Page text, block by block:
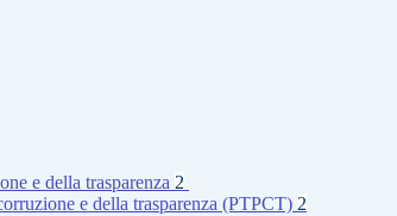
e della trasparenza 2
e della trasparenza (PTPCT) 2